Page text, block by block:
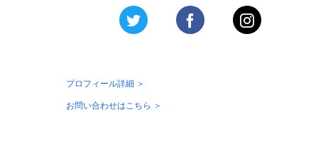
プロフィール詳細 ＞
お問い合わせはこちら ＞